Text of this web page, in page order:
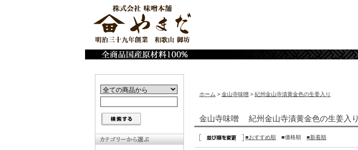
ホーム > 金山寺味噌 > 紀州金山寺漬黄金色の生姜入り
金山寺味噌 紀州金山寺漬黄金色の生姜入り
■おすすめ順 ■価格順 ■新着順